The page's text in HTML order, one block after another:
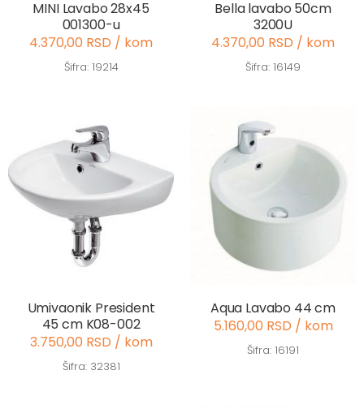
MINI Lavabo 28x45
001300-u
4.370,00 RSD / kom
Šifra: 19214
Bella lavabo 50cm
3200U
4.370,00 RSD / kom
Šifra: 16149
Umivaonik President
45 cm K08-002
3.750,00 RSD / kom
Šifra: 32381
Aqua Lavabo 44 cm
5.160,00 RSD / kom
Šifra: 16191